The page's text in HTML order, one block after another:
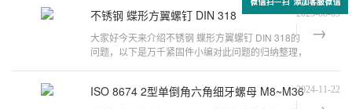
不锈钢 蝶形方翼螺钉 DIN 318 2025-08-09
大家好今天来介绍不锈钢 蝶形方翼螺钉 DIN 318的
问题，以下是万千紧固件小编对此问题的归纳整理，
ISO 8674 2型单倒角六角细牙螺母 M8~M362024-11-22